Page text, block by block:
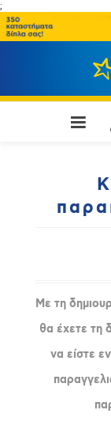
;
Με τη
θα έχετε τη
να είστε